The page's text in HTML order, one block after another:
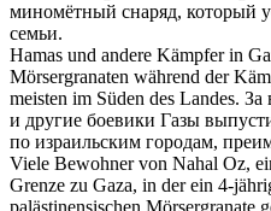
миномётный снаряд, который
семьи.
Hamas und andere Kämpfer in
Mörsergranaten während der
meisten im Süden des Landes. За
и другие боевики Газы
по израильским городам,
Viele Bewohner von Nahal Oz,
Grenze zu Gaza, in der ein 4-
palästinensischen Mörsergranate